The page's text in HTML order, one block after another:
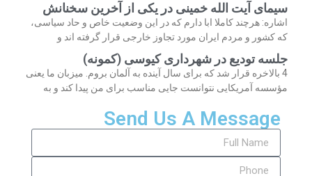
سیمای آیت الله خمینی در یکی از آخرین سخنانش
اشاره: هرچند کاملا ابا دارم که در این وضعیت خاص و حاد سیاسی،
که کشور و مردم ایران مورد تجاوز خارجی قرار گرفته اند و
جلسه تودیع در شهرداری کیوسی (کمونه)
4 بالاخره قرار شد که برای سال آینده به آلمان بروم. میزبان ما یعنی
مؤسسه آمریکایی نتوانست جایی مناسب برای من پیدا کند و به
Send Us A Message